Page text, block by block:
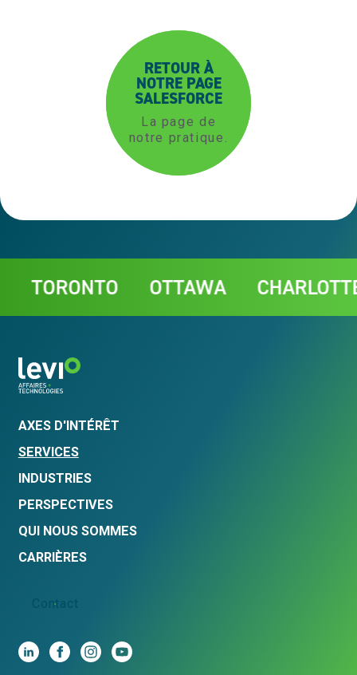
RETOUR À
NOTRE PAGE
SALESFORCE
La page de
notre pratique.
OTTAWA
AXES D'INTÉRÊT
SERVICES
INDUSTRIES
PERSPECTIVES
QUI NOUS SOMMES
CARRIÈRES
Contact